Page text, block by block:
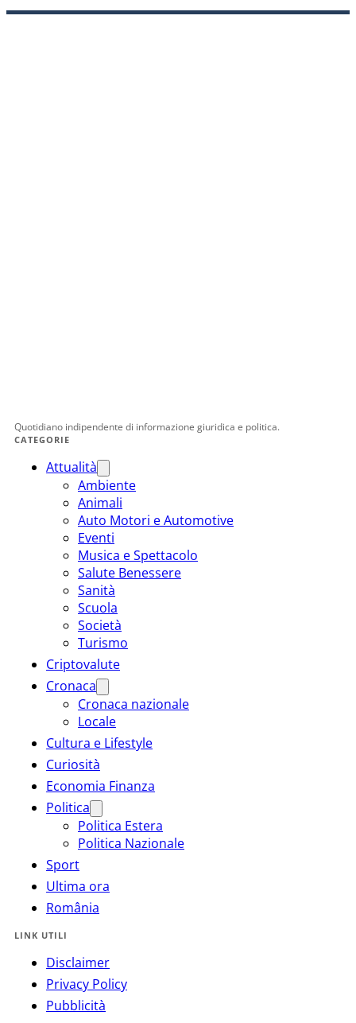
Quotidiano indipendente di informazione giuridica e politica.
CATEGORIE
Attualità
Ambiente
Animali
Auto Motori e Automotive
Eventi
Musica e Spettacolo
Salute Benessere
Sanità
Scuola
Società
Turismo
Criptovalute
Cronaca
Cronaca nazionale
Locale
Cultura e Lifestyle
Curiosità
Economia Finanza
Politica
Politica Estera
Politica Nazionale
Sport
Ultima ora
România
LINK UTILI
Disclaimer
Privacy Policy
Pubblicità